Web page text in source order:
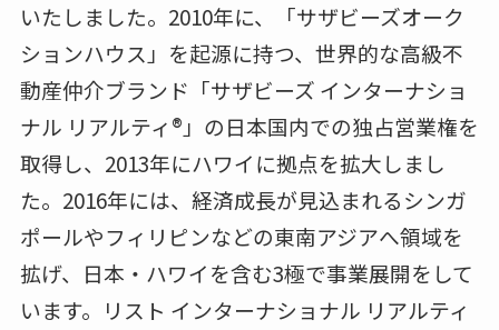
いたしました。2010年に、「サザビーズオーク
ションハウス」を起源に持つ、世界的な高級不
動産仲介ブランド「サザビーズ インターナショ
ナル リアルティ®」の日本国内での独占営業権を
取得し、2013年にハワイに拠点を拡大しまし
た。2016年には、経済成長が見込まれるシンガ
ポールやフィリピンなどの東南アジアへ領域を
拡げ、日本・ハワイを含む3極で事業展開をして
います。リスト インターナショナル リアルティ